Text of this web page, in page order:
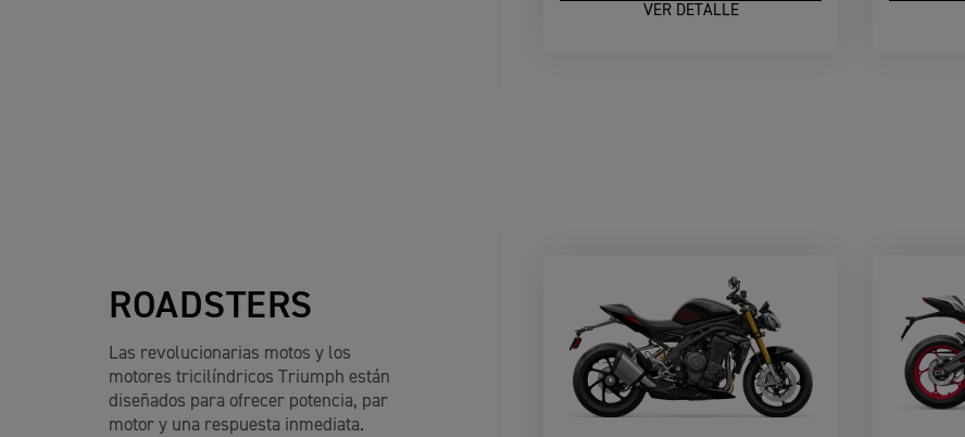
VER DETALLE
ROADSTERS
Las revolucionarias motos y los
motores tricilíndricos Triumph están
diseñados para ofrecer potencia, par
motor y una respuesta inmediata.